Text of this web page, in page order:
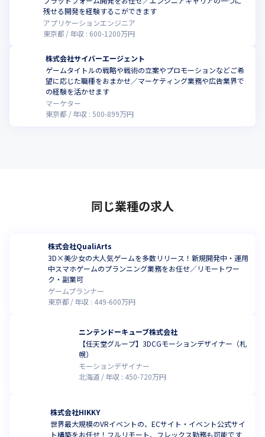
残せる開発を経験するこができます
アプリケーションエンジニア
東京都
年収 : 600-1200万円
株式会社サイバーエージェント
ゲームタイトルの戦略や戦術の立案やプロモーションなどご希
望に応じた職種をおまかせ／マーケティング業務や広告業界で
の経験を活かせます
マーケター
東京都
年収 : 500-899万円
同じ業種の求人
株式会社QualiArts
3D×美少女の大人気ゲームを多数リリース！新規開発中・運用
中スマホゲームのプランニング業務をお任せ／リモートワー
ク・副業可
ゲームプランナー
東京都
年収 : 449-600万円
ニンテンドーキューブ株式会社
【任天堂グループ】3DCGモーションデザイナー（札
幌）
モーションデザイナー
北海道
年収 : 450-720万円
株式会社HIKKY
世界最大規模のVRイベントの、ECサイト・イベント公式サイ
ト構築をお任せ！フルリモート、フレックス勤務も可能です